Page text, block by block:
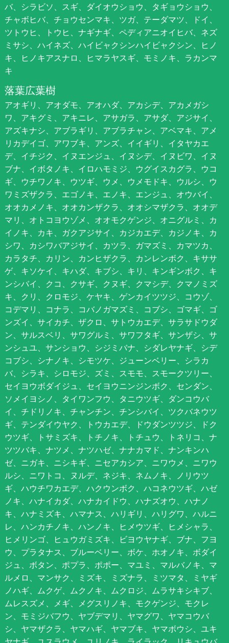
バ、シラビソ、スギ、ダイオウショウ、タギョウショウ、
チャボヒバ、チョウセンマキ、ツガ、テーダマツ、ドイ、
ツトウヒ、トウヒ、ナギナギ、ペディアニオイヒバ、ネズ
ミサシ、ハイネズ、ハイビャクシンハイビャクシン、ヒノ
キ、ヒノキアスナロ、ヒマラヤスギ、モミノキ、ラカンマ
キ
落葉広葉樹
アオギリ、アオダモ、アオハダ、アカシデ、アカメガシ
ワ、アキグミ、アキニレ、アサガラ、アサダ、アジサイ、
アズキナシ、アブラギリ、アブラチャン、アベマキ、アメ
リカデイゴ、アワブキ、アンズ、イイギリ、イタヤカエ
デ、イチジク、イヌエンジュ、イヌシデ、イヌビワ、イヌ
ブナ、イボタノキ、イロハモミジ、ウグイスカグラ、ウコ
ギ、ウチワノキ、ウツギ、ウメ、ウメモドキ、ウルシ、ウ
ワミズザクラ、エゴノキ、エノキ、エンジュ、オウバイ、
オオカメノキ、オオカンザクラ、オオシマザクラ、オオデ
マリ、オトコヨウゾメ、オオモクゲンジ、オニグルミ、カ
イノキ、カキ、ガクアジサイ、カジカエデ、カジノキ、カ
シワ、カシワバアジサイ、カツラ、ガマズミ、カマツカ、
カラタチ、カリン、カンヒザクラ、カンレンボク、キササ
ゲ、キソケイ、キハダ、キブシ、キリ、キンギンボク、キ
ンシバイ、クコ、クサギ、クヌギ、クマシデ、クマノミズ
キ、クリ、クロモジ、ケヤキ、ゲンカイツツジ、コウゾ、
コデマリ、コナラ、コバノガマズミ、コブシ、ゴマギ、ゴ
ンズイ、サイカチ、ザクロ、サトウカエデ、サラサドウダ
ン、サルスベリ、サワグルミ、サワフタギ、サンザシ、サ
ンシュユ、サンショウ、シジミバナ、シダレヤナギ、シデ
コブシ、シナノキ、シモツケ、ジューンベリー、シラカ
バ、シラキ、シロモジ、ズミ、スモモ、スモークツリー、
セイヨウボダイジュ、セイヨウニンジンボク、センダン、
ソメイヨシノ、タイワンフウ、タニウツギ、ダンコウバ
イ、チドリノキ、チャンチン、チンシバイ、ツクバネウツ
ギ、テンダイウヤク、トウカエデ、ドウダンツツジ、ドク
ウツギ、トサミズキ、トチノキ、トチュウ、トネリコ、ナ
ツツバキ、ナツメ、ナツハゼ、ナナカマド、ナンキンハ
ゼ、ニガキ、ニシキギ、ニセアカシア、ニワウメ、ニワウ
ルシ、ニワトコ、ヌルデ、ネジキ、ネムノキ、ノリウツ
ギ、ハウチワカエデ、ハクウンボク、ハコネウツギ、ハゼ
ノキ、ハナイカダ、ハナカイドウ、ハナズオウ、ハナノ
キ、ハナミズキ、ハマナス、ハリギリ、ハリグワ、ハルニ
レ、ハンカチノキ、ハンノキ、ヒメウツギ、ヒメシャラ、
ヒメリンゴ、ヒュウガミズキ、ビヨウヤナギ、ブナ、フヨ
ウ、プラタナス、ブルーベリー、ボケ、ホオノキ、ボダイ
ジュ、ボタン、ポプラ、ポポー、マユミ、マルバノキ、マ
ルメロ、マンサク、ミズキ、ミズナラ、ミツマタ、ミヤギ
ノハギ、ムクゲ、ムクノキ、ムクロジ、ムラサキシキブ、
ムレスズメ、メギ、メグスリノキ、モクゲンジ、モクレ
ン、モミジバフウ、ヤブデマリ、ヤマグワ、ヤマコウバ
シ、ヤマザクラ、ヤマハギ、ヤマブキ、ヤマボウシ、ユキ